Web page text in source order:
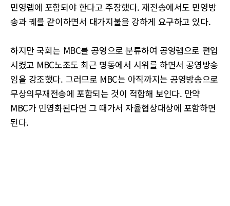
민영렙에 포함되야 한다고 주장했다. 재전송에서도 민영방
송과 궤를 같이하면서 대가지불을 강하게 요구하고 있다.
하지만 국회는 MBC를 공영으로 분류하여 공영렙으로 편입
시켰고 MBC노조도 최근 명동에서 시위를 하면서 공영방송
임을 강조했다. 그러므로 MBC는 아직까지는 공영방송으로
무상의무재전송에 포함되는 것이 적합해 보인다. 만약
MBC가 민영화된다면 그 때가서 자율협상대상에 포함하면
된다.